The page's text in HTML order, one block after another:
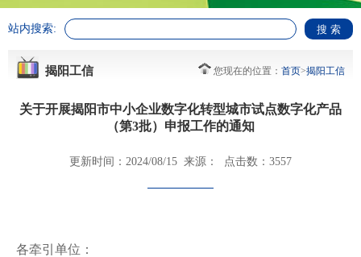
站内搜索:
揭阳工信 您现在的位置： 首页>揭阳工信
关于开展揭阳市中小企业数字化转型城市试点数字化产品
（第3批）申报工作的通知
更新时间：2024/08/15 来源： 点击数：3557
各牵引单位：